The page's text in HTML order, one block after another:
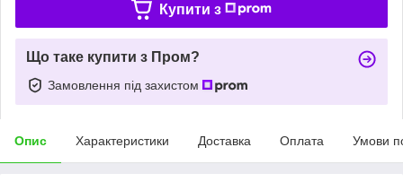
Купити з
Що таке купити з Пром?
Замовлення під захистом
Опис Характеристики Доставка Оплата Умови